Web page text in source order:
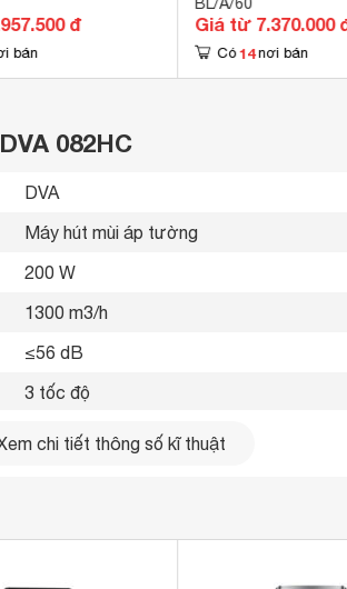
đ
bán
Giá từ 7.370.000
Có 14 nơi bán
082HC
DVA
Máy hút mùi áp tường
200 W
1300 m3/h
≤56 dB
3 tốc độ
Inox, kính
chi tiết thông số kĩ thuật